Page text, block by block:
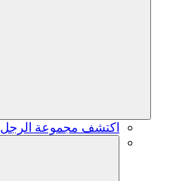
اكتشف مجموعة الرجل